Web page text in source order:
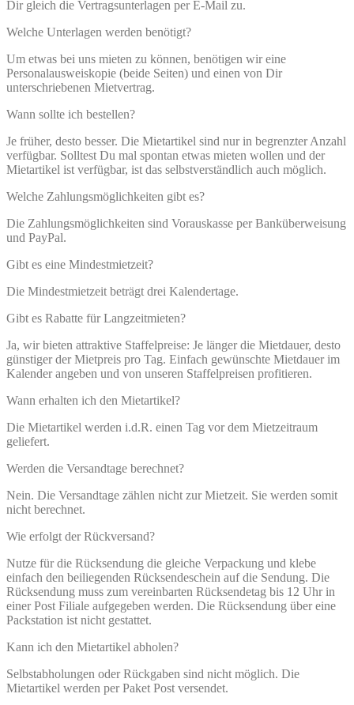
Dir gleich die Vertragsunterlagen per E-Mail zu.
Welche Unterlagen werden benötigt?
Um etwas bei uns mieten zu können, benötigen wir eine
Personalausweiskopie (beide Seiten) und einen von Dir
unterschriebenen Mietvertrag.
Wann sollte ich bestellen?
Je früher, desto besser. Die Mietartikel sind nur in begrenzter Anzahl
verfügbar. Solltest Du mal spontan etwas mieten wollen und der
Mietartikel ist verfügbar, ist das selbstverständlich auch möglich.
Welche Zahlungsmöglichkeiten gibt es?
Die Zahlungsmöglichkeiten sind Vorauskasse per Banküberweisung
und PayPal.
Gibt es eine Mindestmietzeit?
Die Mindestmietzeit beträgt drei Kalendertage.
Gibt es Rabatte für Langzeitmieten?
Ja, wir bieten attraktive Staffelpreise: Je länger die Mietdauer, desto
günstiger der Mietpreis pro Tag. Einfach gewünschte Mietdauer im
Kalender angeben und von unseren Staffelpreisen profitieren.
Wann erhalten ich den Mietartikel?
Die Mietartikel werden i.d.R. einen Tag vor dem Mietzeitraum
geliefert.
Werden die Versandtage berechnet?
Nein. Die Versandtage zählen nicht zur Mietzeit. Sie werden somit
nicht berechnet.
Wie erfolgt der Rückversand?
Nutze für die Rücksendung die gleiche Verpackung und klebe
einfach den beiliegenden Rücksendeschein auf die Sendung. Die
Rücksendung muss zum vereinbarten Rücksendetag bis 12 Uhr in
einer Post Filiale aufgegeben werden. Die Rücksendung über eine
Packstation ist nicht gestattet.
Kann ich den Mietartikel abholen?
Selbstabholungen oder Rückgaben sind nicht möglich. Die
Mietartikel werden per Paket Post versendet.